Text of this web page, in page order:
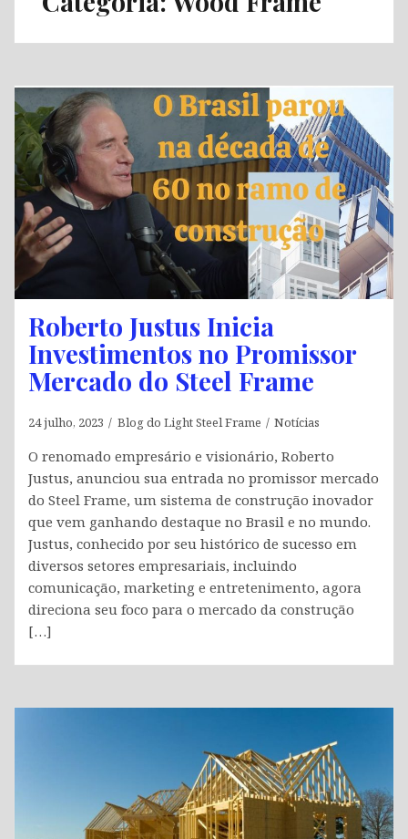
Roberto Justus Inicia
Investimentos no Promissor
Mercado do Steel Frame
24 julho, 2023 Blog do Light Steel Frame Notícias
O renomado empresário e visionário, Roberto
Justus, anunciou sua entrada no promissor mercado
do Steel Frame, um sistema de construção inovador
que vem ganhando destaque no Brasil e no mundo.
Justus, conhecido por seu histórico de sucesso em
diversos setores empresariais, incluindo
comunicação, marketing e entretenimento, agora
direciona seu foco para o mercado da construção
[…]